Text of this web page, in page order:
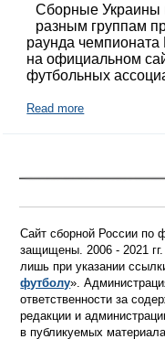
Сборные Украины
разным группам
раунда
на официальном
футбольных
Read more
Сайт сборной России по
защищены. 2006 - 2021
лишь при указании
футболу».
ответственности за
редакции и
в публикуемых